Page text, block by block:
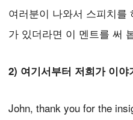
여러분이 나와서 스피치를
가 있더라면 이 멘트를 써
2) 여기서부터 저희가 이야
John, thank you for the